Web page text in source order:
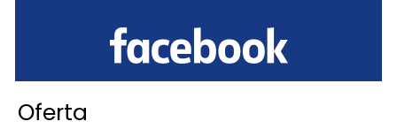
Oferta